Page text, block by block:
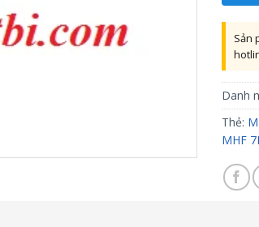
Sản
Danh
Thẻ:
MHF